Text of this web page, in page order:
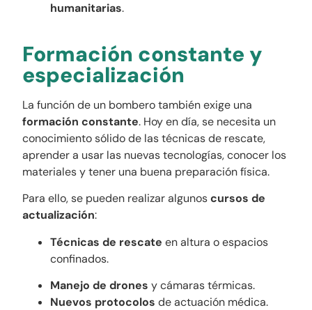
humanitarias.
Formación constante y
especialización
La función de un bombero también exige una
formación constante. Hoy en día, se necesita un
conocimiento sólido de las técnicas de rescate,
aprender a usar las nuevas tecnologías, conocer los
materiales y tener una buena preparación física.
Para ello, se pueden realizar algunoscursos de
actualización:
Técnicas de rescate en altura o espacios
confinados.
Manejo de drones y cámaras térmicas.
Nuevos protocolos de actuación médica.